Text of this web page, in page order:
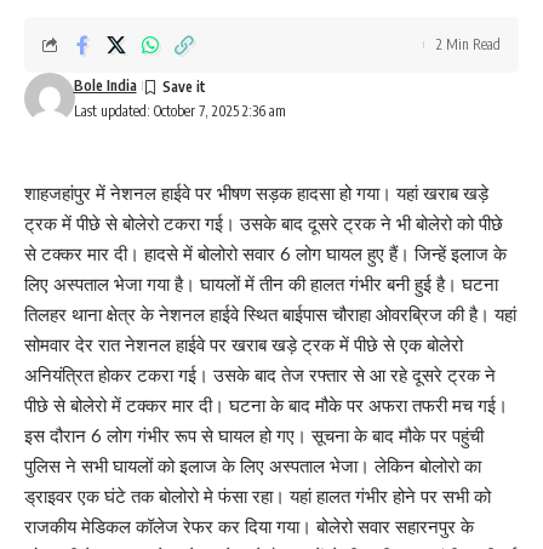
Last updated: October 7, 2025 2:36 am
Bole India
2 Min Read
शाहजहांपुर में नेशनल हाईवे पर भीषण सड़क हादसा हो गया। यहां खराब खड़े
ट्रक में पीछे से बोलेरो टकरा गई। उसके बाद दूसरे ट्रक ने भी बोलेरो को पीछे
से टक्कर मार दी। हादसे में बोलोरो सवार 6 लोग घायल हुए हैं। जिन्हें इलाज के
लिए अस्पताल भेजा गया है। घायलों में तीन की हालत गंभीर बनी हुई है। घटना
तिलहर थाना क्षेत्र के नेशनल हाईवे स्थित बाईपास चौराहा ओवरब्रिज की है। यहां
सोमवार देर रात नेशनल हाईवे पर खराब खड़े ट्रक में पीछे से एक बोलेरो
अनियंत्रित होकर टकरा गई। उसके बाद तेज रफ्तार से आ रहे दूसरे ट्रक ने
पीछे से बोलेरो में टक्कर मार दी। घटना के बाद मौके पर अफरा तफरी मच गई।
इस दौरान 6 लोग गंभीर रूप से घायल हो गए। सूचना के बाद मौके पर पहुंची
पुलिस ने सभी घायलों को इलाज के लिए अस्पताल भेजा। लेकिन बोलोरो का
ड्राइवर एक घंटे तक बोलोरो मे फंसा रहा। यहां हालत गंभीर होने पर सभी को
राजकीय मेडिकल कॉलेज रेफर कर दिया गया। बोलेरो सवार सहारनपुर के